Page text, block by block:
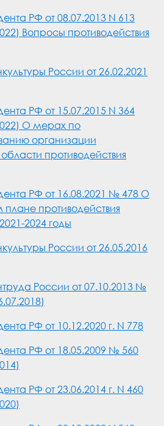
РФ от 08.07.2013 N 613
Вопросы противодействия
России от 26.02.2021
РФ от 15.07.2015 N 364
О мерах по
организации
противодействия
РФ от 16.08.2021 № 478 О
противодействия
2024 годы
России от 26.05.2016
России от 07.10.2013 №
РФ от 10.12.2020 г. N 778
РФ от 18.05.2009 № 560
РФ от 23.06.2014 г. N 460